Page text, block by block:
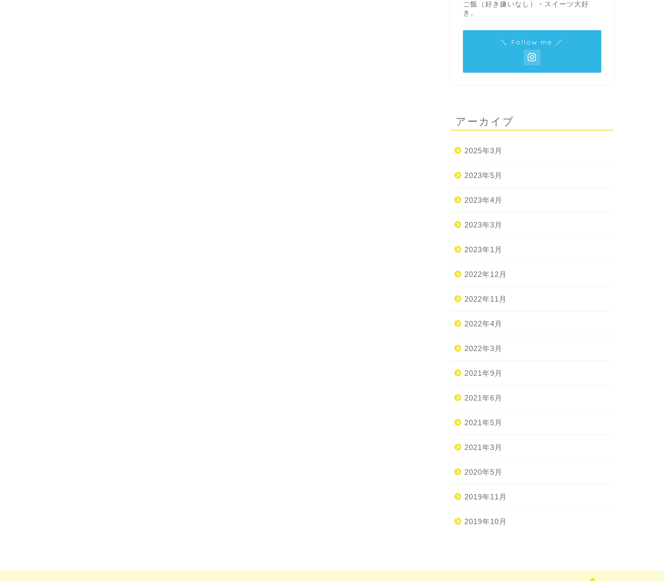
ご飯（好き嫌いなし）・スイーツ大好
き。
＼ Follow me ／
アーカイブ
2025年3月
2023年5月
2023年4月
2023年3月
2023年1月
2022年12月
2022年11月
2022年4月
2022年3月
2021年9月
2021年6月
2021年5月
2021年3月
2020年5月
2019年11月
2019年10月